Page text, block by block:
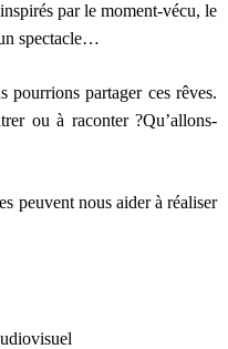
par le moment-vécu, le
spectacle…
pourrions partager ces rêves.
ou à raconter ?Qu’allons-
peuvent nous aider à réaliser